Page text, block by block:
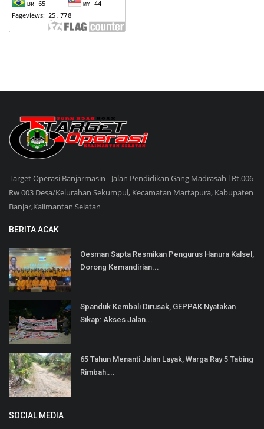
Target Operasi Banjarmasin - Jalan Pendidikan Gang Madrasah l Rt.006
Rw 003 Desa/Kelurahan Sekumpul, Kecamatan Martapura, Kabupaten
Banjar,Kalimantan Selatan
BERITA ACAK
Oesman Sapta Resmikan Pengurus Hanura Kalsel,
Dorong Kemandirian...
Spanduk Kembali Dirusak, GEPPAK Nyatakan
Sikap: Akses Jalan...
65 Tahun Menanti Jalan Layak, Warga Ray 5 Tabing
Rimbah:...
SOCIAL MEDIA